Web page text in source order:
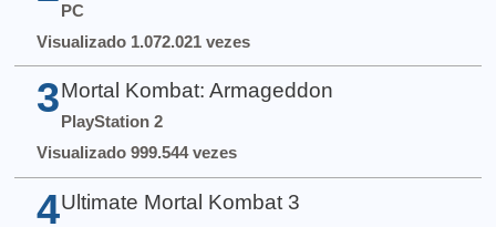
PC
Visualizado 1.072.021 vezes
3 Mortal Kombat: Armageddon
PlayStation 2
Visualizado 999.544 vezes
4 Ultimate Mortal Kombat 3